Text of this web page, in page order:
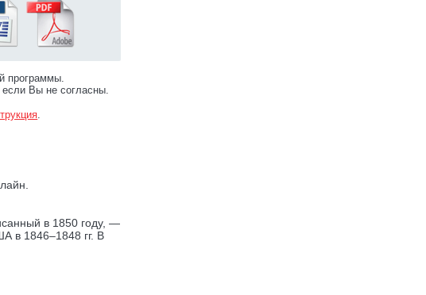
программы.
если Вы не согласны.
.
в 1850 году, —
в 1846–1848 гг. В